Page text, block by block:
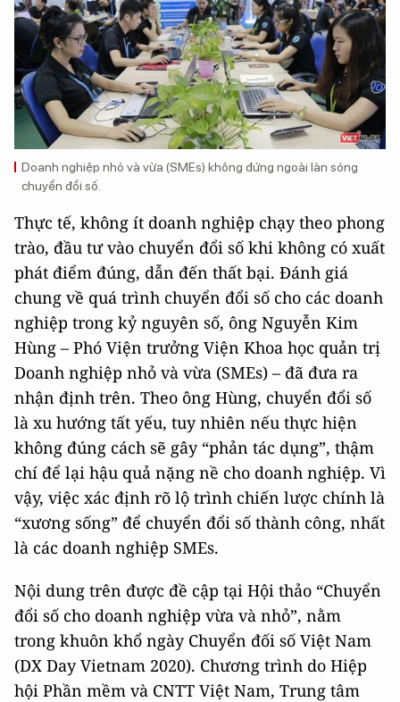
Doanh nghiệp nhỏ và vừa (SMEs) không đứng ngoài làn sóng
chuyển đổi số.
Thực tế, không ít doanh nghiệp chạy theo phong
trào, đầu tư vào chuyển đổi số khi không có xuất
phát điểm đúng, dẫn đến thất bại. Đánh giá
chung về quá trình chuyển đổi số cho các doanh
nghiệp trong kỷ nguyên số, ông Nguyễn Kim
Hùng – Phó Viện trưởng Viện Khoa học quản trị
Doanh nghiệp nhỏ và vừa (SMEs) – đã đưa ra
nhận định trên. Theo ông Hùng, chuyển đổi số
là xu hướng tất yếu, tuy nhiên nếu thực hiện
không đúng cách sẽ gây “phản tác dụng”, thậm
chí để lại hậu quả nặng nề cho doanh nghiệp. Vì
vậy, việc xác định rõ lộ trình chiến lược chính là
“xương sống” để chuyển đổi số thành công, nhất
là các doanh nghiệp SMEs.
Nội dung trên được đề cập tại Hội thảo “Chuyển
đổi số cho doanh nghiệp vừa và nhỏ”, nằm
trong khuôn khổ ngày Chuyển đối số Việt Nam
(DX Day Vietnam 2020). Chương trình do Hiệp
hội Phần mềm và CNTT Việt Nam, Trung tâm